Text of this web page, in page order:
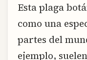
Esta plaga
como una
partes del
ejemplo,